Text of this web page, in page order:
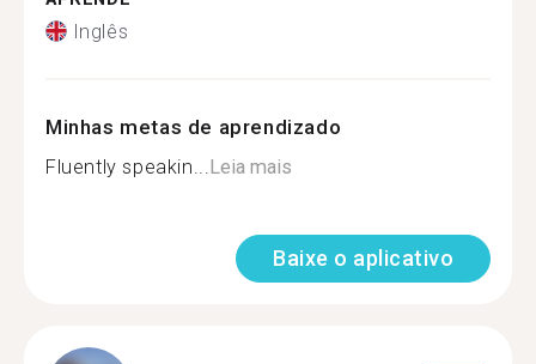
Inglês
Minhas metas de aprendizado
Fluently speakin... Leia mais
Baixe o aplicativo